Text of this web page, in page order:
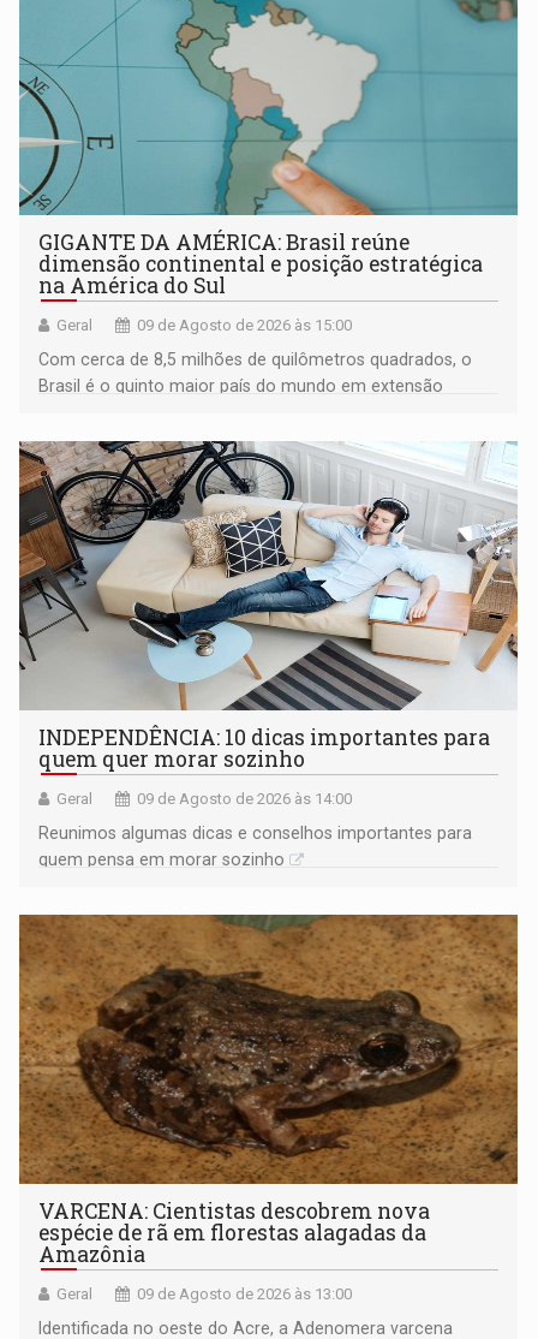
GIGANTE DA AMÉRICA: Brasil reúne
dimensão continental e posição estratégica
na América do Sul
Geral 09 de Agosto de 2026 às 15:00
Com cerca de 8,5 milhões de quilômetros quadrados, o
Brasil é o quinto maior país do mundo em extensão
INDEPENDÊNCIA: 10 dicas importantes para
quem quer morar sozinho
Geral 09 de Agosto de 2026 às 14:00
Reunimos algumas dicas e conselhos importantes para
quem pensa em morar sozinho
VARCENA: Cientistas descobrem nova
espécie de rã em florestas alagadas da
Amazônia
Geral 09 de Agosto de 2026 às 13:00
Identificada no oeste do Acre, a Adenomera varcena